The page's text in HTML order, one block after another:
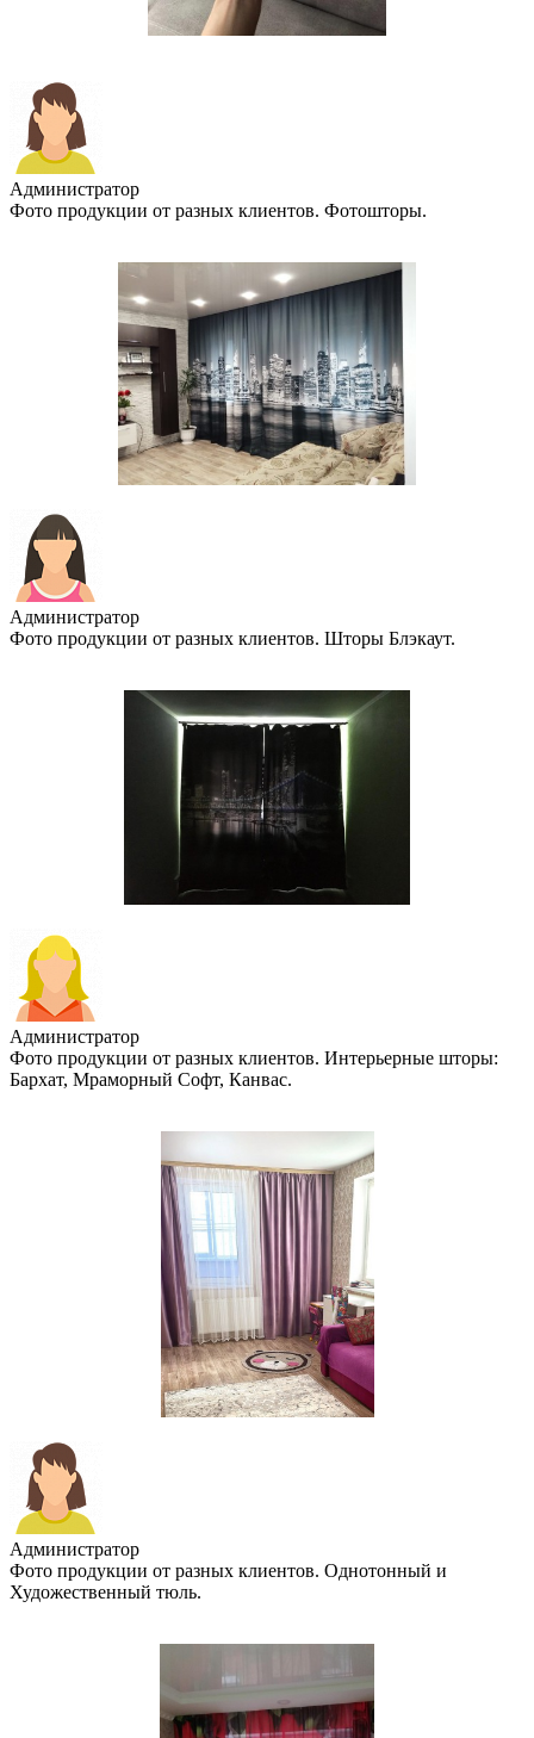
Администратор
Фото продукции от разных клиентов. Фотошторы.
Администратор
Фото продукции от разных клиентов. Шторы Блэкаут.
Администратор
Фото продукции от разных клиентов. Интерьерные шторы:
Бархат, Мраморный Софт, Канвас.
Администратор
Фото продукции от разных клиентов. Однотонный и
Художественный тюль.